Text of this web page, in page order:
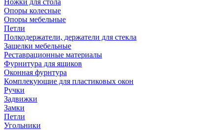
Ножки для стола
Опоры колесные
Опоры мебельные
Петли
Полкодержатели, держатели для стекла
Защелки мебельные
Реставрационные материалы
Фурнитура для ящиков
Оконная фурнтура
Комплекующие для пластиковых окон
Ручки
Задвижки
Замки
Петли
Угольники